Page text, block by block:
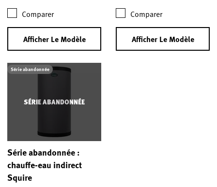
Comparer
Afficher Le Modèle
Comparer
Afficher Le Modèle
SÉRIE ABANDONNÉE
Série abandonnée
Série abandonnée :
chauffe-eau indirect
Squire